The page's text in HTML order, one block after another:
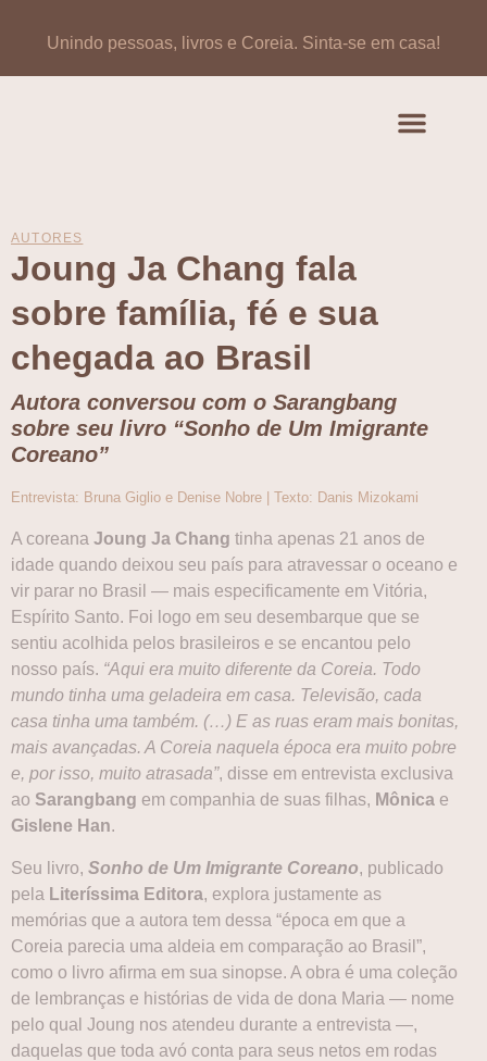
Unindo pessoas, livros e Coreia. Sinta-se em casa!
AUTORES
Joung Ja Chang fala
sobre família, fé e sua
chegada ao Brasil
Autora conversou com o Sarangbang
sobre seu livro “Sonho de Um Imigrante
Coreano”
Entrevista: Bruna Giglio e Denise Nobre | Texto: Danis Mizokami
A coreana Joung Ja Chang tinha apenas 21 anos de
idade quando deixou seu país para atravessar o oceano e
vir parar no Brasil — mais especificamente em Vitória,
Espírito Santo. Foi logo em seu desembarque que se
sentiu acolhida pelos brasileiros e se encantou pelo
nosso país. “Aqui era muito diferente da Coreia. Todo
mundo tinha uma geladeira em casa. Televisão, cada
casa tinha uma também. (…) E as ruas eram mais bonitas,
mais avançadas. A Coreia naquela época era muito pobre
e, por isso, muito atrasada”, disse em entrevista exclusiva
ao Sarangbang em companhia de suas filhas, Mônica e
Gislene Han.
Seu livro, Sonho de Um Imigrante Coreano, publicado
pela Literíssima Editora, explora justamente as
memórias que a autora tem dessa “época em que a
Coreia parecia uma aldeia em comparação ao Brasil”,
como o livro afirma em sua sinopse. A obra é uma coleção
de lembranças e histórias de vida de dona Maria — nome
pelo qual Joung nos atendeu durante a entrevista —,
daquelas que toda avó conta para seus netos em rodas